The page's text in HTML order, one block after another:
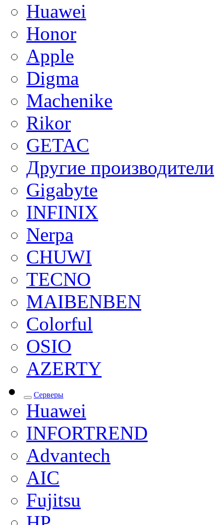
Huawei
Honor
Apple
Digma
Machenike
Rikor
GETAC
Другие производители
Gigabyte
INFINIX
Nerpa
CHUWI
TECNO
MAIBENBEN
Colorful
OSIO
AZERTY
Серверы
Huawei
INFORTREND
Advantech
AIC
Fujitsu